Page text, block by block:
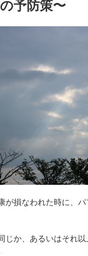
予防策〜
が損なわれた時に、
じか、あるいはそれ